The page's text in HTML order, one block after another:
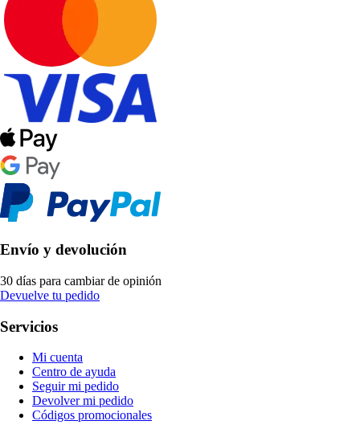
Envío y devolución
30 días para cambiar de opinión
Devuelve tu pedido
Servicios
Mi cuenta
Centro de ayuda
Seguir mi pedido
Devolver mi pedido
Códigos promocionales